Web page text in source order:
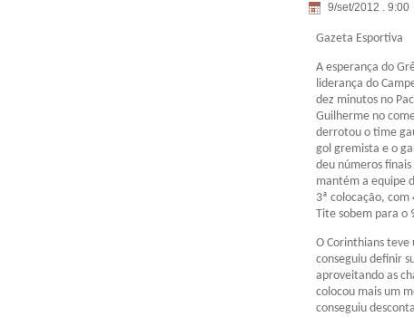
9/set/2012 . 9:00
Gazeta Esportiva
A esperança do
liderança do
dez minutos no
Guilherme no
derrotou o time
gol gremista e o
deu números
mantém a equipe
3ª colocação, com
Tite sobem para o
O Corinthians
conseguiu definir
aproveitando as
colocou mais um
conseguiu